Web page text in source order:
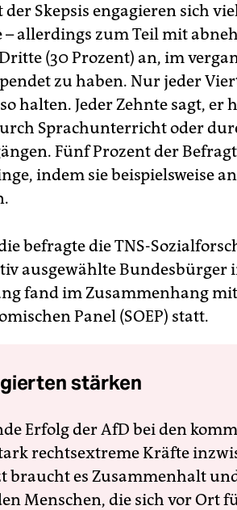
der Skepsis engagieren sich
allerdings zum Teil mit
(30 Prozent) an, im
zu haben. Nur jeder
halten. Jeder Zehnte sagt,
Sprachunterricht oder
Fünf Prozent der
indem sie beispielsweise
befragte die TNS-
ausgewählte Bundesbürger
fand im Zusammenhang
Panel (SOEP) statt.
stärken
Erfolg der AfD bei den
rechtsextreme Kräfte
braucht es Zusammenhalt
Menschen, die sich vor Ort